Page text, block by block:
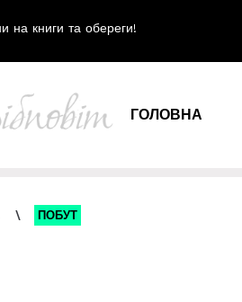
на книги та обереги!
ГОЛОВНА
\ ПОБУТ